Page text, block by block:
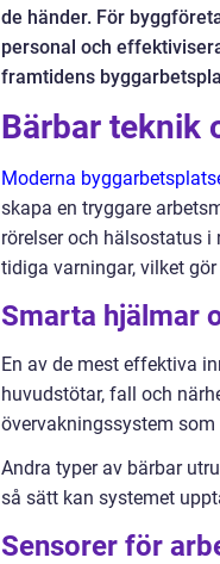
de händer. För
personal och
framtidens
Bärbar teknik
Moderna
skapa en tryggare
rörelser och hälsostatus
tidiga varningar, vilket
Smarta hjälmar
En av de mest effektiva
huvudstötar, fall och
övervakningssystem
Andra typer av bärbar
så sätt kan systemet
Sensorer för